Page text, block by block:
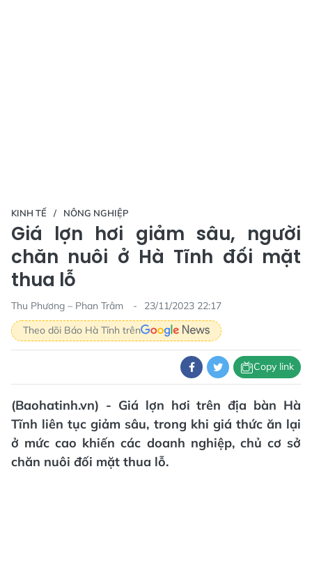
KINH TẾ NÔNG NGHIỆP
Giá lợn hơi giảm sâu, người
chăn nuôi ở Hà Tĩnh đối mặt
thua lỗ
Thu Phương – Phan Trâm
23/11/2023 22:17
Theo dõi Báo Hà Tĩnh trên
Copy link
(Baohatinh.vn) - Giá lợn hơi trên địa bàn Hà
Tĩnh liên tục giảm sâu, trong khi giá thức ăn lại
ở mức cao khiến các doanh nghiệp, chủ cơ sở
chăn nuôi đối mặt thua lỗ.